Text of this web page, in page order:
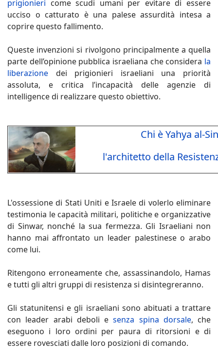
prigionieri come scudi umani per evitare di essere
ucciso o catturato è una palese assurdità intesa a
coprire questo fallimento.
Queste invenzioni si rivolgono principalmente a quella
parte dell’opinione pubblica israeliana che considera la
liberazione dei prigionieri israeliani una priorità
assoluta, e critica l’incapacità delle agenzie di
intelligence di realizzare questo obiettivo.
Chi è Yahya al-
l'architetto della
L'ossessione di Stati Uniti e Israele di volerlo eliminare
testimonia le capacità militari, politiche e organizzative
di Sinwar, nonché la sua fermezza. Gli Israeliani non
hanno mai affrontato un leader palestinese o arabo
come lui.
Ritengono erroneamente che, assassinandolo, Hamas
e tutti gli altri gruppi di resistenza si disintegreranno.
Gli statunitensi e gli israeliani sono abituati a trattare
con leader arabi deboli esenza spina dorsale, che
eseguono i loro ordini per paura di ritorsioni e di
essere rovesciati dalle loro posizioni di comando.